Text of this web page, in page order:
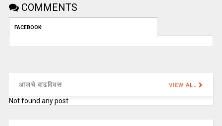
COMMENTS
FACEBOOK:
आजचे वाढदिवस VIEW ALL
Not found any post